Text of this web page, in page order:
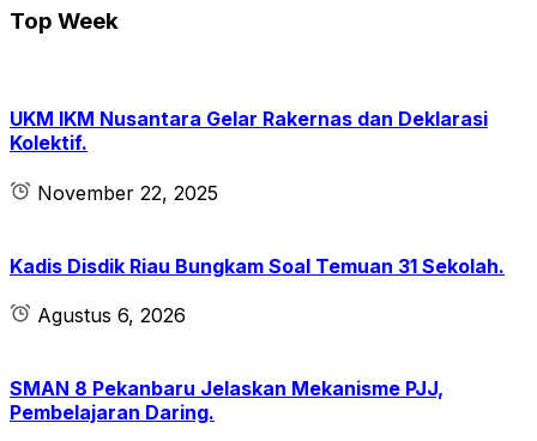
Top Week
UKM IKM Nusantara Gelar Rakernas dan Deklarasi
Kolektif.
November 22, 2025
Kadis Disdik Riau Bungkam Soal Temuan 31 Sekolah.
Agustus 6, 2026
SMAN 8 Pekanbaru Jelaskan Mekanisme PJJ,
Pembelajaran Daring.